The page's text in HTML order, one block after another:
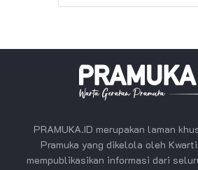
PRAMUKA.ID merupakan laman
Pramuka yang dikelola oleh
mempublikasikan informasi dari